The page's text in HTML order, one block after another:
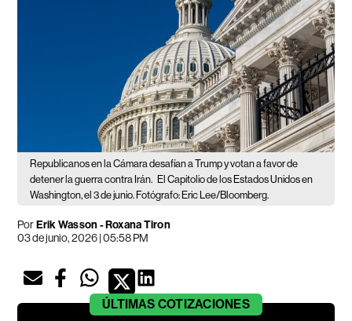
Republicanos en la Cámara desafían a Trump y votan a favor de
detener la guerra contra Irán. El Capitolio de los Estados Unidos en
Washington, el 3 de junio. Fotógrafo: Eric Lee/Bloomberg.
PorErik Wasson - Roxana Tiron
03 de junio, 2026 | 05:58 PM
ÚLTIMAS COTIZACIONES